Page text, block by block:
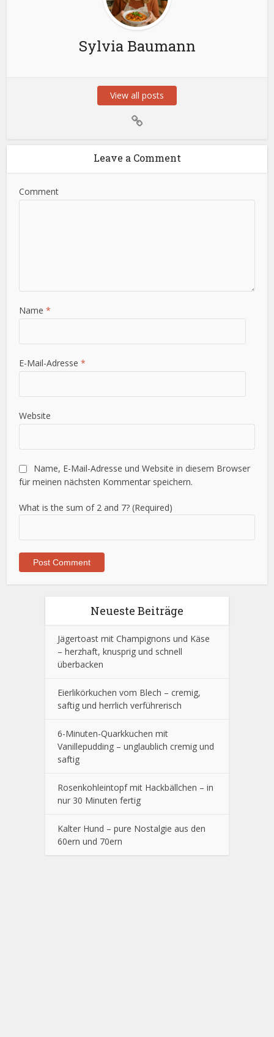
Sylvia Baumann
View all posts
Leave a Comment
Comment
Name*
E-Mail-Adresse*
Website
Name, E-Mail-Adresse und Website in diesem Browser
für meinen nächsten Kommentar speichern.
What is the sum of 2 and 7? (Required)
Neueste Beiträge
Jägertoast mit Champignons und Käse
– herzhaft, knusprig und schnell
überbacken
Eierlikörkuchen vom Blech – cremig,
saftig und herrlich verführerisch
6-Minuten-Quarkkuchen mit
Vanillepudding – unglaublich cremig und
saftig
Rosenkohleintopf mit Hackbällchen – in
nur 30 Minuten fertig
Kalter Hund – pure Nostalgie aus den
60ern und 70ern